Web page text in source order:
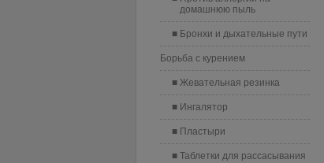
домашнюю пыль
Бронхи и дыхательные пути
Борьба с курением
Жевательная резинка
Ингалятор
Пластыри
Таблетки для рассасывания